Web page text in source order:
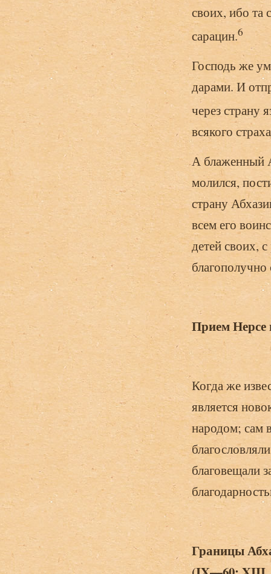
своих, ибо та
сарацин.6
Господь же
дарами. И
через страну
всякого
А блаженный
молился,
страну
всем его
детей своих,
благополучно
Прием Нерсе
Когда же
является
народом; сам
благовещали
Границы